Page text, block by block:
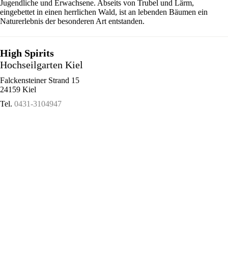
Jugendliche und Erwachsene. Abseits von Trubel und Lärm,
eingebettet in einen herrlichen Wald, ist an lebenden Bäumen ein
Naturerlebnis der besonderen Art entstanden.
High Spirits
Hochseilgarten Kiel
Falckensteiner Strand 15
24159 Kiel
Tel. 0431-3104947